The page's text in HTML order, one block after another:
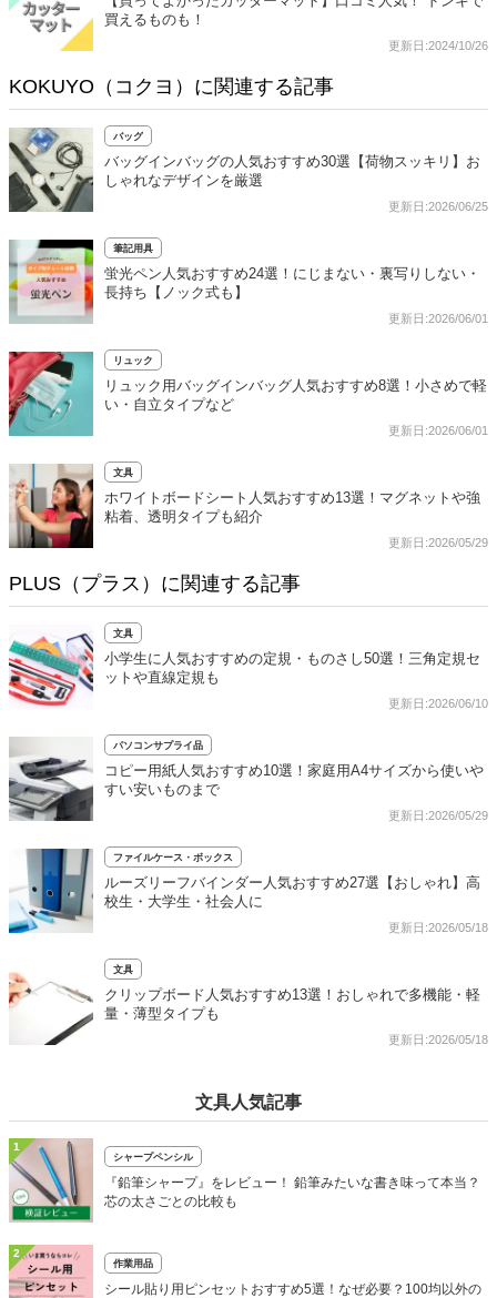
買えるものも！
更新日:2024/10/26
KOKUYO（コクヨ）に関連する記事
バッグ
バッグインバッグの人気おすすめ30選【荷物スッキリ】お
しゃれなデザインを厳選
更新日:2026/06/25
筆記用具
蛍光ペン人気おすすめ24選！にじまない・裏写りしない・
長持ち【ノック式も】
更新日:2026/06/01
リュック
リュック用バッグインバッグ人気おすすめ8選！小さめで軽
い・自立タイプなど
更新日:2026/06/01
文具
ホワイトボードシート人気おすすめ13選！マグネットや強
粘着、透明タイプも紹介
更新日:2026/05/29
PLUS（プラス）に関連する記事
文具
小学生に人気おすすめの定規・ものさし50選！三角定規セ
ットや直線定規も
更新日:2026/06/10
パソコンサプライ品
コピー用紙人気おすすめ10選！家庭用A4サイズから使いや
すい安いものまで
更新日:2026/05/29
ファイルケース・ボックス
ルーズリーフバインダー人気おすすめ27選【おしゃれ】高
校生・大学生・社会人に
更新日:2026/05/18
文具
クリップボード人気おすすめ13選！おしゃれで多機能・軽
量・薄型タイプも
更新日:2026/05/18
文具人気記事
1
シャープペンシル
『鉛筆シャープ』をレビュー！ 鉛筆みたいな書き味って本当？
芯の太さごとの比較も
2
作業用品
シール貼り用ピンセットおすすめ5選！なぜ必要？100均以外の